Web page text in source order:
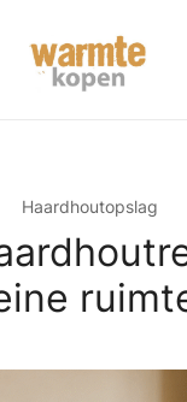
Haardhoutopslag